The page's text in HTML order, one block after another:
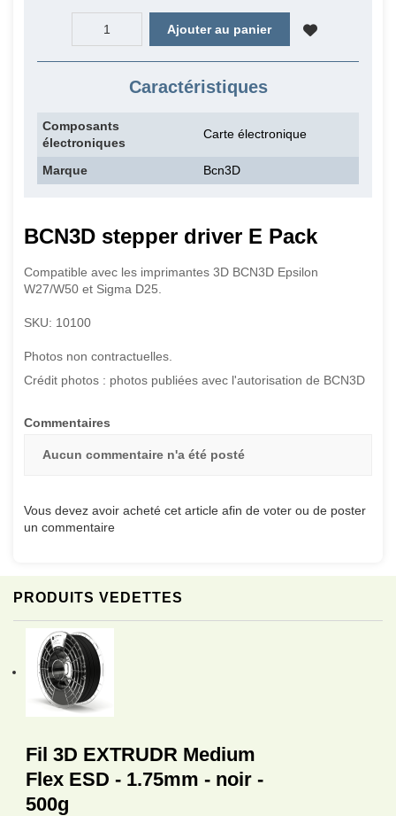
PRODUITS VEDETTES
Fil 3D EXTRUDR Medium
Flex ESD - 1.75mm - noir -
500g
Ajouter au panier
Caractéristiques
Composants
électroniques
Carte électronique
Marque Bcn3D
BCN3D stepper driver E Pack
Compatible avec les imprimantes 3D BCN3D Epsilon
W27/W50 et Sigma D25.
SKU: 10100
Photos non contractuelles.
Crédit photos : photos publiées avec l'autorisation de BCN3D
Commentaires
Aucun commentaire n'a été posté
Vous devez avoir acheté cet article afin de voter ou de poster
un commentaire